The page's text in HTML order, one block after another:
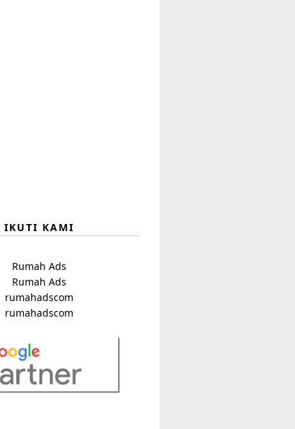
IKUTI KAMI
Rumah Ads
Rumah Ads
rumahadscom
rumahadscom